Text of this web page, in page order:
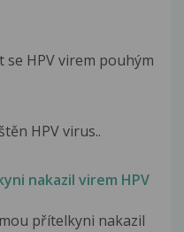
HPV virem pouhým
HPV virus..
nakazil virem HPV
přítelkyni nakazil